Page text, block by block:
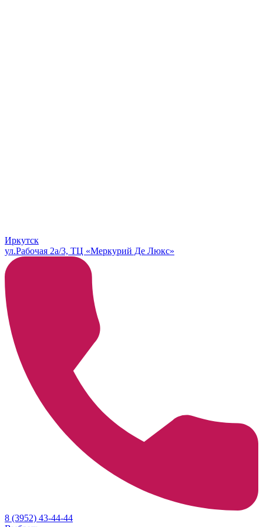
Иркутск
ул.Рабочая 2а/3, ТЦ «Меркурий Де Люкс»
8 (3952) 43-44-44